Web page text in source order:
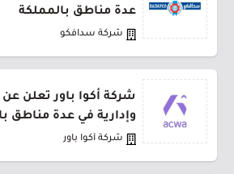
عدة مناطق بالمملكة
شركة سدافكو
شركة أكوا باور تعلن
وإدارية في عدة مناطق
شركة أكوا باور